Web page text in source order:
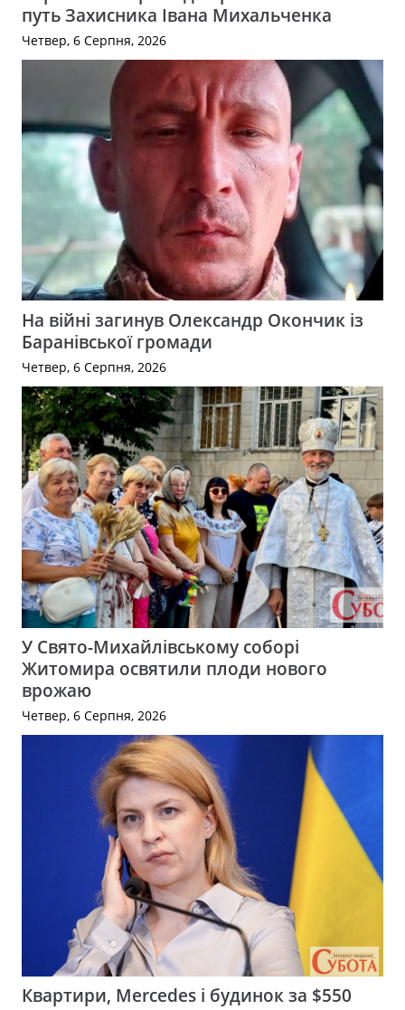
путь Захисника Івана Михальченка
Четвер, 6 Серпня, 2026
На війні загинув Олександр Окончик із
Баранівської громади
Четвер, 6 Серпня, 2026
У Свято-Михайлівському соборі
Житомира освятили плоди нового
врожаю
Четвер, 6 Серпня, 2026
Квартири, Mercedes і будинок за $550